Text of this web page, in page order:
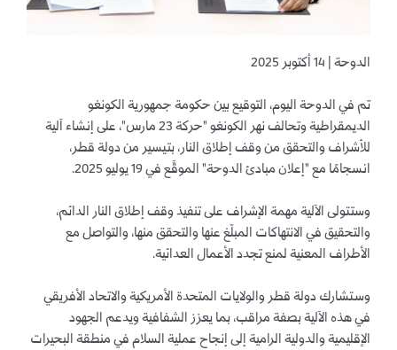
الدوحة | 14 أكتوبر 2025
تم في الدوحة اليوم، التوقيع بين حكومة جمهورية الكونغو
الديمقراطية وتحالف نهر الكونغو "حركة 23 مارس"، على إنشاء آلية
للإشراف والتحقق من وقف إطلاق النار، بتيسير من دولة قطر،
انسجامًا مع "إعلان مبادئ الدوحة" الموقَّع في 19 يوليو 2025.
وستتولى الآلية مهمة الإشراف على تنفيذ وقف إطلاق النار الدائم،
والتحقيق في الانتهاكات المبلّغ عنها والتحقق منها، والتواصل مع
الأطراف المعنية لمنع تجدد الأعمال العدائية.
وستشارك دولة قطر والولايات المتحدة الأمريكية والاتحاد الأفريقي
في هذه الآلية بصفة مراقب، بما يعزز الشفافية ويدعم الجهود
الإقليمية والدولية الرامية إلى إنجاح عملية السلام في منطقة البحيرات